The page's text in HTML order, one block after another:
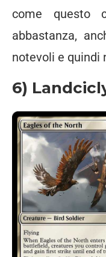
come questo
abbastanza,
notevoli e quindi
6)